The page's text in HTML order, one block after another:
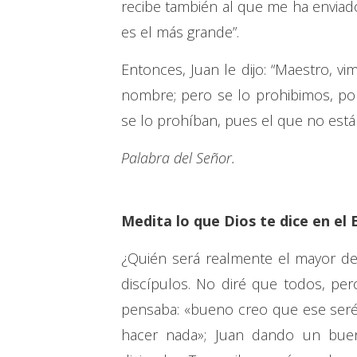
recibe también al que me ha
es el más grande”.
Entonces, Juan le dijo: “Maestro,
nombre; pero se lo prohibimos,
se lo prohíban, pues el que no
Palabra del Señor.
Medita lo que Dios te dice en el
¿Quién será realmente el mayor
discípulos. No diré que todos,
pensaba: «bueno creo que ese
hacer nada»; Juan dando un